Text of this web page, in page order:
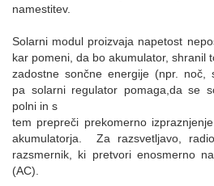
namestitev.
Solarni modul proizvaja napetost
kar pomeni, da bo akumulator, shranil
zadostne sončne energije (npr. noč,
pa solarni regulator pomaga,da se
polni in s
tem prepreči prekomerno
akumulatorja. Za razsvetljavo,
razsmernik, ki pretvori enosmerno
(AC).